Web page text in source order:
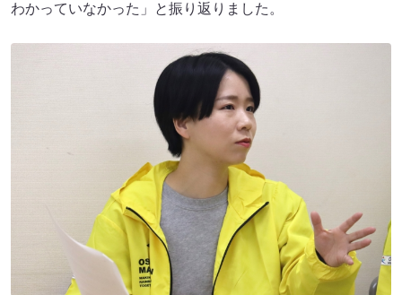
わかっていなかった」と振り返りました。